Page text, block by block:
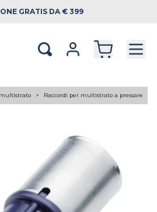
GRATIS DA € 399
Raccordi per multistrato a pressare